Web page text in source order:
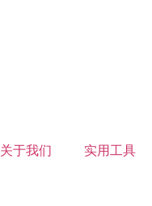
关于我们 实用工具